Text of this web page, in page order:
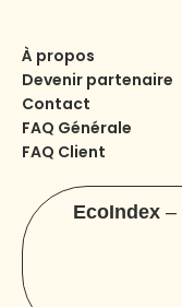
À propos
Devenir partenaire
Contact
FAQ Générale
FAQ Client
EcoIndex –